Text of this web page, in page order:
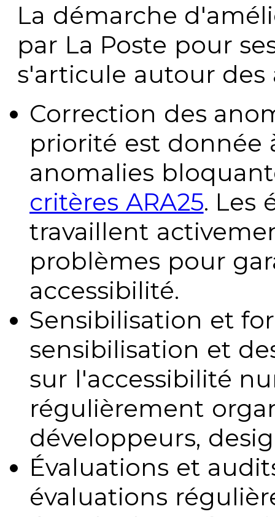
La démarche
par La Poste pour
s'articule autour des
Correction des
priorité est donnée
anomalies
critères ARA25. Les
travaillent
problèmes pour
accessibilité.
Sensibilisation et
sensibilisation et
sur l'accessibilité
régulièrement
développeurs,
Évaluations et
évaluations